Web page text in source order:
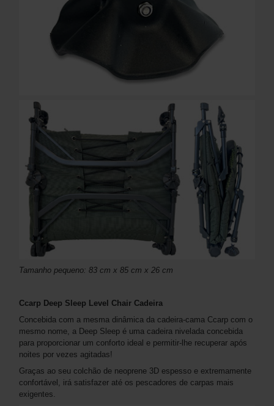
Tamanho pequeno: 83 cm x 85 cm x 26 cm
Ccarp Deep Sleep Level Chair Cadeira
Concebida com a mesma dinâmica da cadeira-cama Ccarp com o
mesmo nome, a Deep Sleep é uma cadeira nivelada concebida
para proporcionar um conforto ideal e permitir-lhe recuperar após
noites por vezes agitadas!
Graças ao seu colchão de neoprene 3D espesso e extremamente
confortável, irá satisfazer até os pescadores de carpas mais
exigentes.